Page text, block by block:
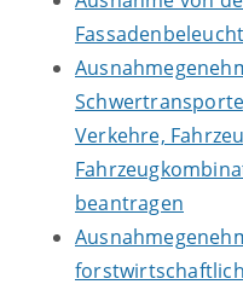
Verkehre,
beantragen